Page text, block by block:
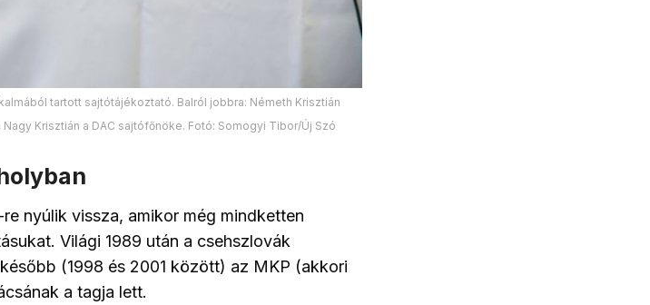
tartott sajtótájékoztató. Balról jobbra: Németh Krisztián
Krisztián a DAC sajtófőnöke. Fotó: Somogyi Tibor/Új Szó
nyúlik vissza, amikor még mindketten
Világi 1989 után a csehszlovák
(1998 és 2001 között) az MKP (akkori
a tagja lett.